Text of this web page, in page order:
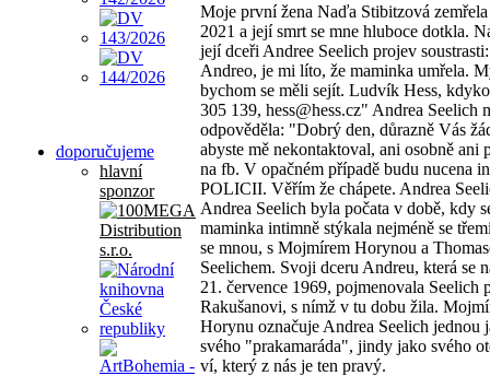
doporučujeme
hlavní
sponzor
Moje první žena Naďa Stibitzová
2021 a její smrt se mne hluboce dotkla.
její dceři Andree Seelich projev
Andreo, je mi líto, že maminka umřela.
bychom se měli sejít. Ludvík Hess,
305 139, hess@hess.cz" Andrea Seelich
odpověděla: "Dobrý den, důrazně Vás
abyste mě nekontaktoval, ani osobně ani
na fb. V opačném případě budu nucena
POLICII. Věřím že chápete. Andrea
Andrea Seelich byla počata v době, kdy
maminka intimně stýkala nejméně se
se mnou, s Mojmírem Horynou a
Seelichem. Svoji dceru Andreu, která se
21. července 1969, pojmenovala Seelich
Rakušanovi, s nímž v tu dobu žila.
Horynu označuje Andrea Seelich jednou
svého "prakamaráda", jindy jako svého
ví, který z nás je ten pravý.